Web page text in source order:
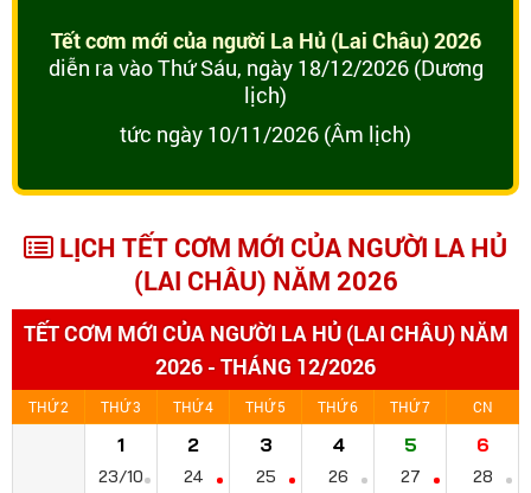
Tết cơm mới của người La Hủ (Lai Châu) 2026
diễn ra vào Thứ Sáu, ngày 18/12/2026 (Dương
lịch)
tức ngày 10/11/2026 (Âm lịch)
LỊCH TẾT CƠM MỚI CỦA NGƯỜI LA HỦ
(LAI CHÂU) NĂM 2026
TẾT CƠM MỚI CỦA NGƯỜI LA HỦ (LAI CHÂU) NĂM
2026 - THÁNG 12/2026
THỨ 2 THỨ 3 THỨ 4 THỨ 5 THỨ 6 THỨ 7 CN
1
23/10
2
24
3
25
4
26
5
27
6
28